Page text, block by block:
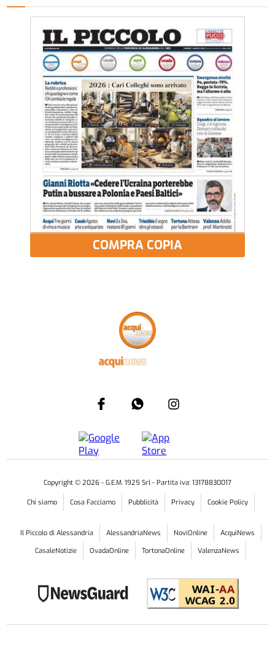
COMPRA COPIA
Copyright © 2026 - G.E.M. 1925 Srl - Partita iva: 13178830017
Chi siamo Cosa Facciamo Pubblicità Privacy Cookie Policy
Il Piccolo di Alessandria AlessandriaNews NoviOnline
AcquiNews
CasaleNotizie
OvadaOnline TortonaOnline ValenzaNews